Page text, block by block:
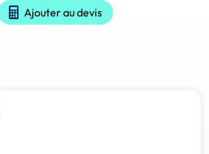
Ajouter au devis